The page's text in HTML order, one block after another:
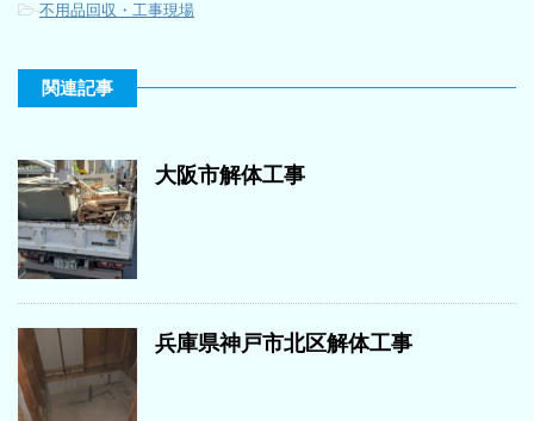
-不用品回収・工事現場
関連記事
大阪市解体工事
兵庫県神戸市北区解体工事